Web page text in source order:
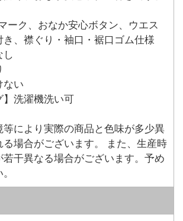
マーク、おなか安心ボタン、ウエス
き、襟ぐり・袖口・裾口ゴム仕様
し
ない
】洗濯機洗い可
等により実際の商品と色味が多少異
る場合がございます。 また、生産時
干異なる場合がございます。予め